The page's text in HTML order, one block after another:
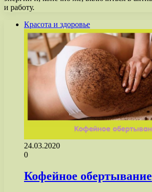
и работу.
Красота и здоровье
24.03.2020
0
Кофейное обертывание